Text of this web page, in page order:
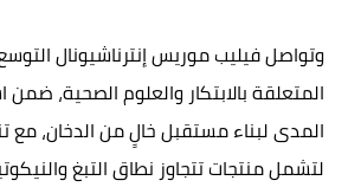
وتواصل فيليب موريس إنترناشيونال
المتعلقة بالابتكار والعلوم الصحية، ضمن
المدى لبناء مستقبل خالٍ من الدخان، مع
لتشمل منتجات تتجاوز نطاق التبغ